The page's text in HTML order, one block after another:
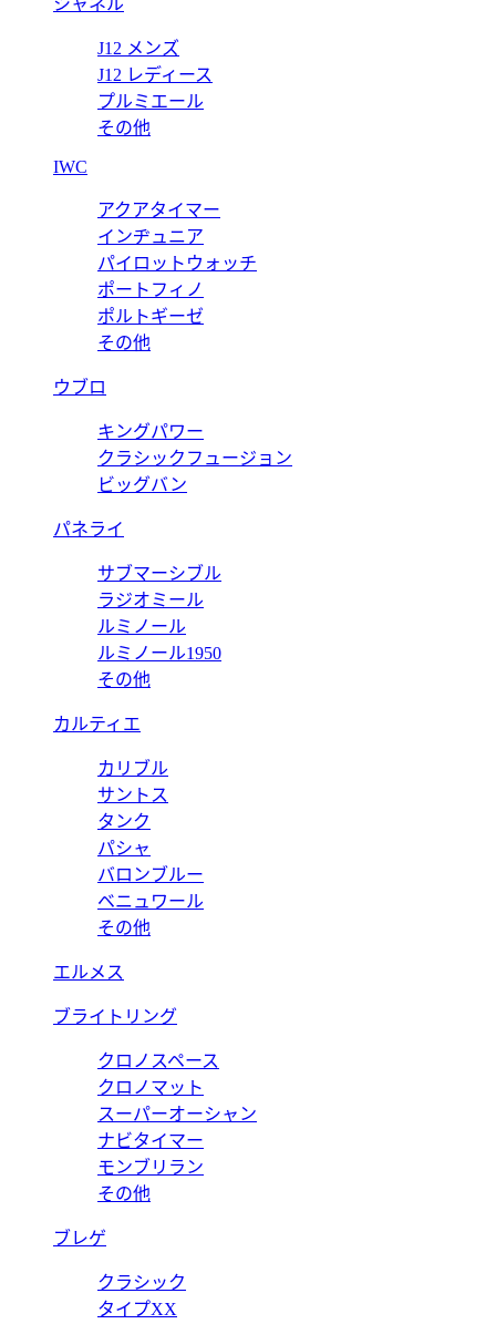
J12 メンズ
J12 レディース
プルミエール
その他
IWC
アクアタイマー
インヂュニア
パイロットウォッチ
ポートフィノ
ポルトギーゼ
その他
ウブロ
キングパワー
クラシックフュージョン
ビッグバン
パネライ
サブマーシブル
ラジオミール
ルミノール
ルミノール1950
その他
カルティエ
カリブル
サントス
タンク
パシャ
バロンブルー
ベニュワール
その他
エルメス
ブライトリング
クロノスペース
クロノマット
スーパーオーシャン
ナビタイマー
モンブリラン
その他
ブレゲ
クラシック
タイプXX